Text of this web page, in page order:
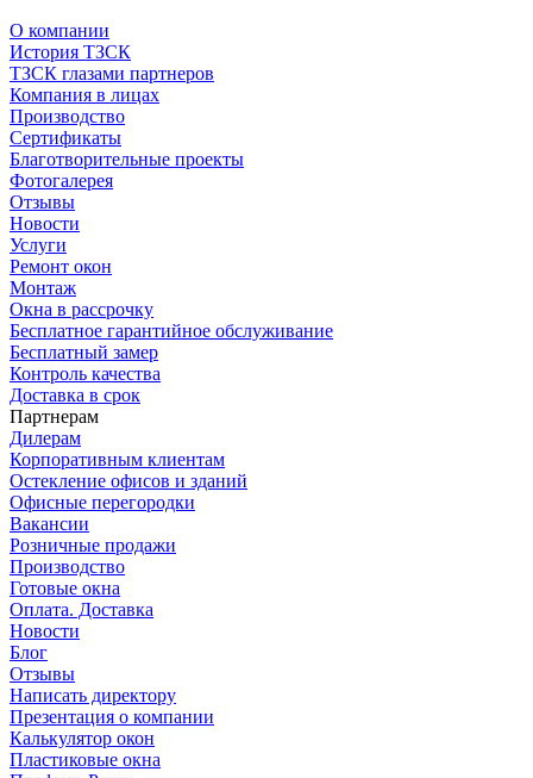
О компании
История ТЗСК
ТЗСК глазами партнеров
Компания в лицах
Производство
Сертификаты
Благотворительные проекты
Фотогалерея
Отзывы
Новости
Услуги
Ремонт окон
Монтаж
Окна в рассрочку
Бесплатное гарантийное обслуживание
Бесплатный замер
Контроль качества
Доставка в срок
Партнерам
Дилерам
Корпоративным клиентам
Остекление офисов и зданий
Офисные перегородки
Вакансии
Розничные продажи
Производство
Готовые окна
Оплата. Доставка
Новости
Блог
Отзывы
Написать директору
Презентация о компании
Калькулятор окон
Пластиковые окна